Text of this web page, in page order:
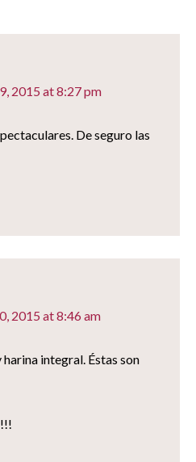
2015 at 8:27 pm
De seguro las
2015 at 8:46 am
integral. Éstas son